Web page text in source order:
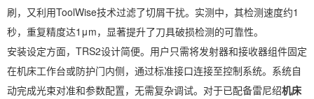
刷，又利用ToolWise技术过滤了切屑干扰。实测中，其检测速度约1
秒，重复精度达1μm，显著提升了刀具破损检测的可靠性。
安装设定方面，TRS2设计简便。用户只需将发射器和接收器组件固定
在机床工作台或防护门内侧，通过标准接口连接至控制系统。系统自
动完成光束对准和参数配置，无需复杂调试。对于已配备雷尼绍机床